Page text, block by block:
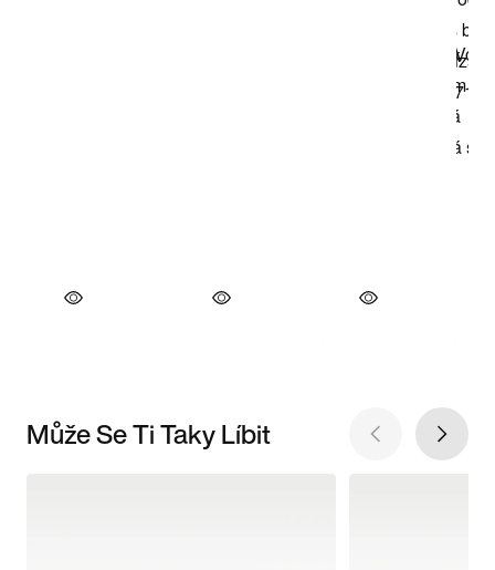
Může Se Ti Taky Líbit